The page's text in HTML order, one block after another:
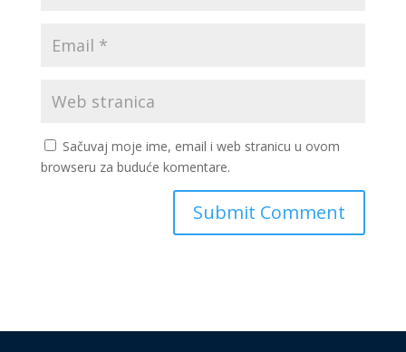
Sačuvaj moje ime, email i web stranicu u ovom
browseru za buduće komentare.